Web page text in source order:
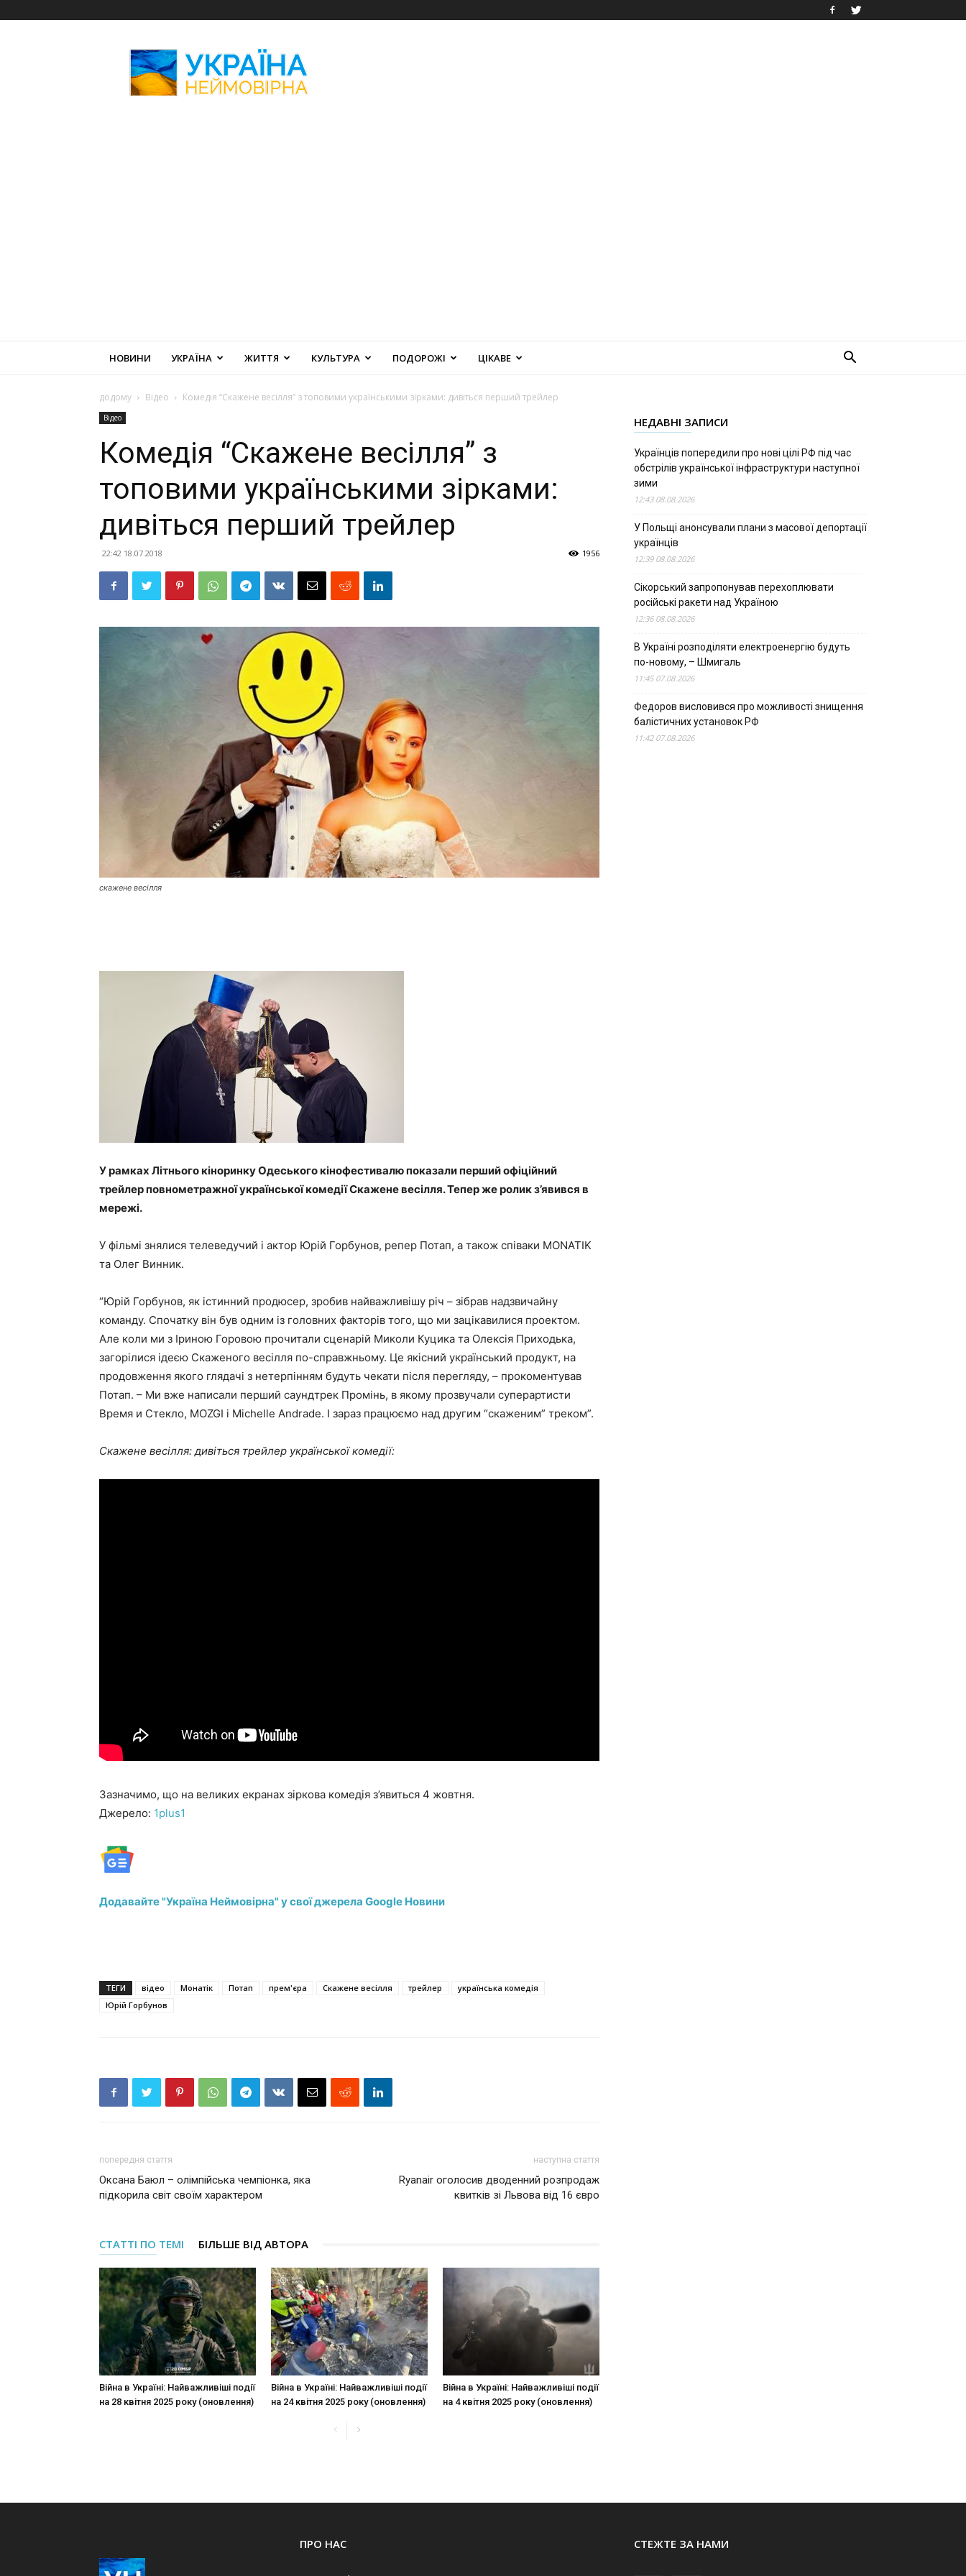
Неймовірна
НОВИНИ УКРАЇНА ЖИТТЯ КУЛЬТУРА ПОДОРОЖІ ЦІКАВЕ
додому Відео Комедія “Скажене весілля” з топовими українськими зірками: дивіться перший трейлер
Відео
Комедія “Скажене весілля” з
топовими українськими зірками:
дивіться перший трейлер
22:42 18.07.2018 1956
скажене весілля
У рамках Літнього кіноринку Одеського кінофестивалю показали перший офіційний
трейлер повнометражної української комедії Скажене весілля. Тепер же ролик з’явився в
мережі.
У фільмі знялися телеведучий і актор Юрій Горбунов, репер Потап, а також співаки MONATIK
та Олег Винник.
“Юрій Горбунов, як істинний продюсер, зробив найважливішу річ – зібрав надзвичайну
команду. Спочатку він був одним із головних факторів того, що ми зацікавилися проектом.
Але коли ми з Іриною Горовою прочитали сценарій Миколи Куцика та Олексія Приходька,
загорілися ідеєю Скаженого весілля по-справжньому. Це якісний український продукт, на
продовження якого глядачі з нетерпінням будуть чекати після перегляду, – прокоментував
Потап. – Ми вже написали перший саундтрек Промінь, в якому прозвучали суперартисти
Время и Стекло, MOZGI і Michelle Andrade. І зараз працюємо над другим “скаженим” треком”.
Скажене весілля: дивіться трейлер української комедії:
Зазначимо, що на великих екранах зіркова комедія з’явиться 4 жовтня.
Джерело: 1plus1
Додавайте "Україна Неймовірна" у свої джерела Google Новини
ТЕГИ відео Монатік Потап прем'єра Скажене весілля трейлер
українська комедія
Юрій Горбунов
попередня стаття
Оксана Баюл – олімпійська чемпіонка, яка
підкорила світ своїм характером
наступна стаття
Ryanair оголосив дводенний розпродаж
квитків зі Львова від 16 євро
СТАТТІ ПО ТЕМІ БІЛЬШЕ ВІД АВТОРА
Війна в Україні: Найважливіші події
на 28 квітня 2025 року (оновлення)
Війна в Україні: Найважливіші події
на 24 квітня 2025 року (оновлення)
Війна в Україні: Найважливіші події
на 4 квітня 2025 року (оновлення)
НЕДАВНІ ЗАПИСИ
Українців попередили про нові цілі РФ під час
обстрілів української інфраструктури наступної
зими
12:43 08.08.2026
У Польщі анонсували плани з масової депортації
українців
12:39 08.08.2026
Сікорський запропонував перехоплювати
російські ракети над Україною
12:36 08.08.2026
В Україні розподіляти електроенергію будуть
по-новому, – Шмигаль
11:45 07.08.2026
Федоров висловився про можливості знищення
балістичних установок РФ
11:42 07.08.2026
ПРО НАС СТЕЖТЕ ЗА НАМИ